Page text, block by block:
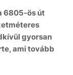
6805-ös út
gyorsan
, ami tovább